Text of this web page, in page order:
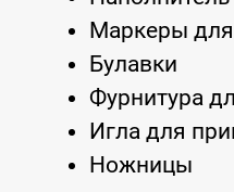
Маркеры
Булавки
Фурнитура
Игла для
Ножницы